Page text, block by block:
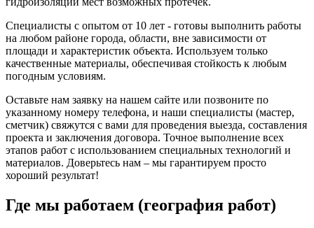
Специалисты с опытом от 10 лет - готовы выполнить работы
на любом районе города, области, вне зависимости от
площади и характеристик объекта. Используем только
качественные материалы, обеспечивая стойкость к любым
погодным условиям.
Оставьте нам заявку на нашем сайте или позвоните по
указанному номеру телефона, и наши специалисты (мастер,
сметчик) свяжутся с вами для проведения выезда, составления
проекта и заключения договора. Точное выполнение всех
этапов работ с использованием специальных технологий и
материалов. Доверьтесь нам – мы гарантируем просто
хороший результат!
Где мы работаем (география работ)